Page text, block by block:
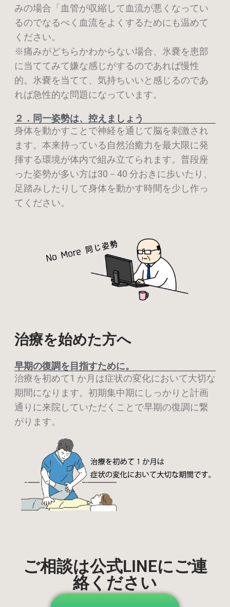
みの場合「血管が収縮して血流が悪くなってい
るのでなるべく血流をよくするためにも温めて
ください。
※痛みがどちらかわからない場合、氷嚢を患部
に当ててみて嫌な感じがするのであれば慢性
的。氷嚢を当てて、気持ちいいと感じるのであ
れば急性的な問題になっています。
２．同一姿勢は、控えましょう
身体を動かすことで神経を通じて脳を刺激され
ます。本来持っている自然治癒力を最大限に発
揮する環境が体内で組み立てられます。普段座
った姿勢が多い方は30－40 分おきに歩いたり、
足踏みしたりして身体を動かす時間を少し作っ
てください。
治療を始めた方へ
早期の復調を目指すために。
治療を初めて1 か月は症状の変化において大切な
期間になります。初期集中期にしっかりと計画
通りに来院していただくことで早期の復調に繋
がります。
ご相談は公式LINEにご連
絡ください